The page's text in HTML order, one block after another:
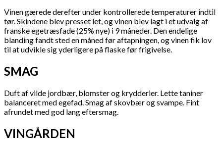
Vinen gærede derefter under kontrollerede temperaturer indtil
tør. Skindene blev presset let, og vinen blev lagt i et udvalg af
franske egetræsfade (25% nye) i 9 måneder. Den endelige
blanding fandt sted en måned før aftapningen, og vinen fik lov
til at udvikle sig yderligere på flaske før frigivelse.
SMAG
Duft af vilde jordbær, blomster og krydderier. Lette taniner
balanceret med egefad. Smag af skovbær og svampe. Fint
afrundet med god lang eftersmag.
VINGÅRDEN